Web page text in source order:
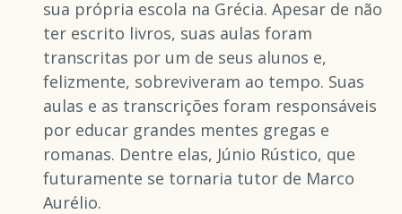
sua própria escola na Grécia. Apesar de não
ter escrito livros, suas aulas foram
transcritas por um de seus alunos e,
felizmente, sobreviveram ao tempo. Suas
aulas e as transcrições foram responsáveis
por educar grandes mentes gregas e
romanas. Dentre elas, Júnio Rústico, que
futuramente se tornaria tutor de Marco
Aurélio.